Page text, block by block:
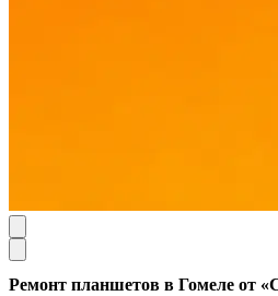
Ремонт планшетов в Гомеле от